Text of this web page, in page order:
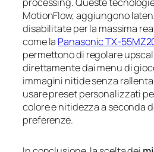
MotionFlow, aggiungono
disabilitate per la massima
come la Panasonic TX-
permettono di regolare
direttamente dai menu di
immagini nitide senza
usare preset personalizzati
colore e nitidezza a seconda
preferenze.